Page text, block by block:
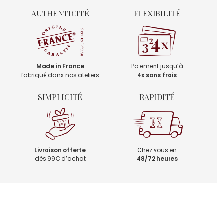
AUTHENTICITÉ
Made in France
fabriqué dans nos ateliers
FLEXIBILITÉ
Paiement jusqu’à
4x sans frais
SIMPLICITÉ
Livraison offerte
dès 99€ d’achat
RAPIDITÉ
Chez vous en
48/72 heures